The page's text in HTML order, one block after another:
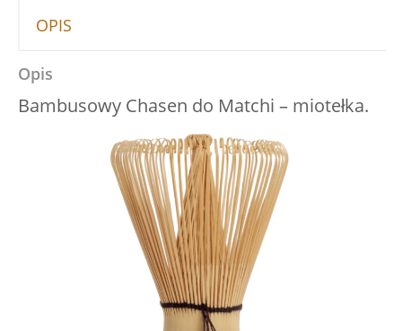
OPIS
Opis
Bambusowy Chasen do Matchi – miotełka.